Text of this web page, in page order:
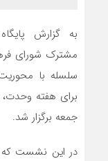
به گزارش
مشترک شورای
سلسله با
برای هفته
جمعه برگزار شد.
در این نشست که